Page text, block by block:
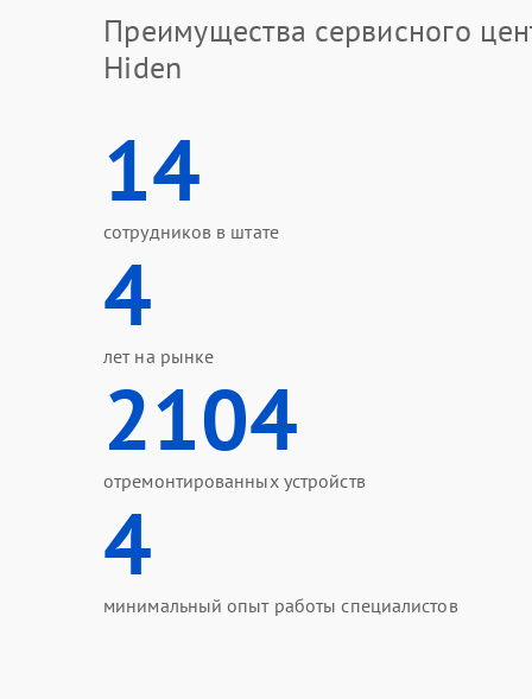
Преимущества сервисного
Hiden
14
сотрудников в штате
4
лет на рынке
2104
отремонтированных устройств
4
минимальный опыт работы специалистов